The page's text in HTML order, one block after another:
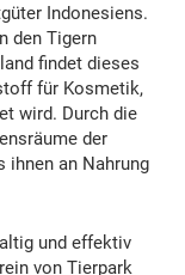
Indonesiens.
den Tigern
findet dieses
für Kosmetik,
wird. Durch die
der
ihnen an Nahrung
und effektiv
von Tierpark